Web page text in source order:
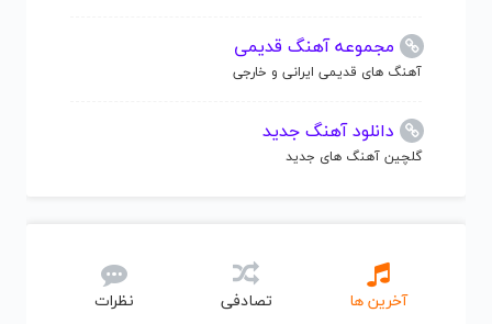
مجموعه آهنگ قدیمی
آهنگ های قدیمی ایرانی و خارجی
دانلود آهنگ جدید
گلچین آهنگ های جدید
آخرین ها تصادفی نظرات